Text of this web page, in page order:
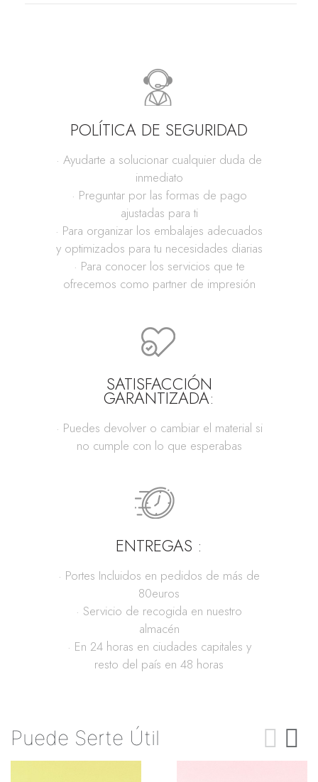
POLÍTICA DE SEGURIDAD
· Ayudarte a solucionar cualquier duda de
inmediato
· Preguntar por las formas de pago
ajustadas para ti
· Para organizar los embalajes adecuados
y optimizados para tu necesidades diarias
· Para conocer los servicios que te
ofrecemos como partner de impresión
SATISFACCIÓN
GARANTIZADA:
· Puedes devolver o cambiar el material si
no cumple con lo que esperabas
ENTREGAS :
· Portes Incluidos en pedidos de más de
80euros
· Servicio de recogida en nuestro
almacén
· En 24 horas en ciudades capitales y
resto del país en 48 horas
Puede Serte Útil